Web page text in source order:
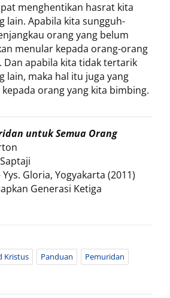
menghentikan hasrat kita
lain. Apabila kita sungguh-
orang yang belum
menular kepada orang-orang
Dan apabila kita tidak tertarik
lain, maka hal itu juga yang
orang yang kita bimbing.
untuk Semua Orang
Yys. Gloria, Yogyakarta (2011)
Generasi Ketiga
Kristus Panduan Pemuridan